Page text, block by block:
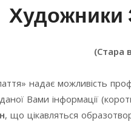
Художники
(Стара
надає можливість
Вами інформації
, що цікавляться